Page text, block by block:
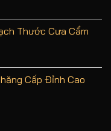
Thước Cưa Cẩm
Cấp Đỉnh Cao